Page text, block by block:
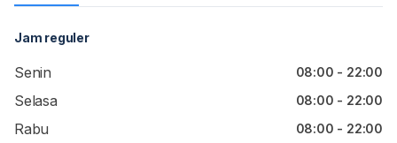
Jam reguler
Senin 08:00 - 22:00
Selasa 08:00 - 22:00
Rabu 08:00 - 22:00